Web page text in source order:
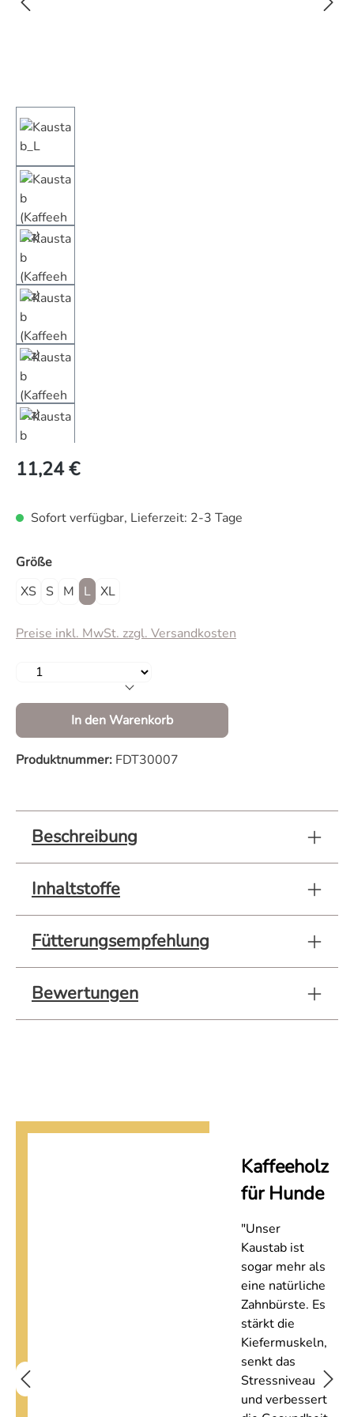
Regulärer Preis:
11,24 €
Sofort verfügbar, Lieferzeit: 2-3 Tage
Größeauswählen
XS S M L XL
Preise inkl. MwSt. zzgl. Versandkosten
Produkt Anzahl: Gib den gewünschten
In den Warenkorb
Produktnummer: FDT30007
Beschreibung
Inhaltstoffe
Fütterungsempfehlung
Bewertungen
Kaffeeholz
für Hunde
"Unser
Kaustab ist
sogar mehr als
eine natürliche
Zahnbürste. Es
stärkt die
Kiefermuskeln,
senkt das
Stressniveau
und verbessert